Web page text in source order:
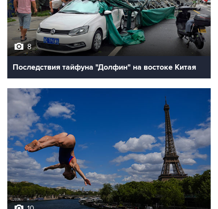
8
Последствия тайфуна "Долфин" на востоке Китая